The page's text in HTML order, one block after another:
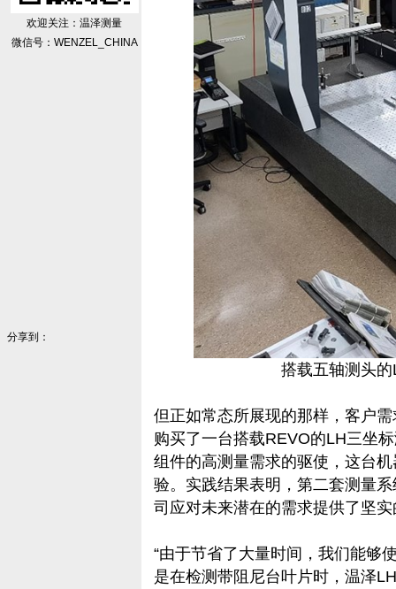
欢迎关注：温泽测量
微信号：WENZEL_CHINA
分享到：
搭载五轴测头
但正如常态所展现的那样，客户
购买了一台搭载REVO的LH三坐
组件的高测量需求的驱使，这台
验。实践结果表明，第二套测量
司应对未来潜在的需求提供了坚
“由于节省了大量时间，我们能够
是在检测带阻尼台叶片时，温泽